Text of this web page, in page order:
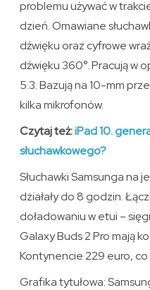
problemu używać w
dzień. Omawiane
dźwięku oraz cyfrowe
dźwięku 360°. Pracują w
5.3. Bazują na 10-mm
kilka mikrofonów.
Czytaj też:iPad 10.
słuchawkowego?
Słuchawki Samsunga na
działały do 8 godzin.
doładowaniu w etui –
Galaxy Buds 2 Pro mają
Kontynencie 229 euro, co
Grafika tytułowa: